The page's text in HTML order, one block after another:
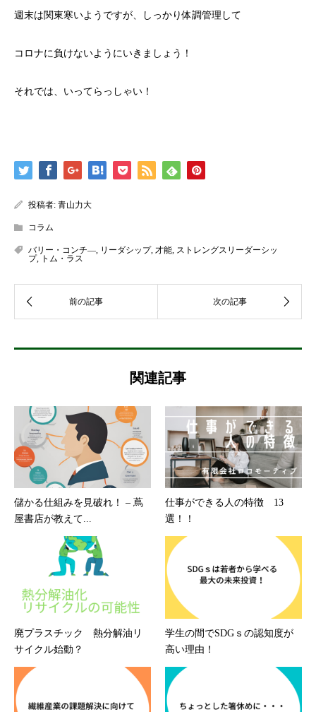
週末は関東寒いようですが、しっかり体調管理して
コロナに負けないようにいきましょう！
それでは、いってらっしゃい！
投稿者: 青山力大
コラム
バリー・コンチ―, リーダシップ, 才能, ストレングスリーダーシッ
プ, トム・ラス
関連記事
儲かる仕組みを見破れ！ – 蔦
屋書店が教えて...
仕事ができる人の特徴 13
選！！
廃プラスチック 熱分解油リ
サイクル始動？
学生の間でSDGｓの認知度が
高い理由！